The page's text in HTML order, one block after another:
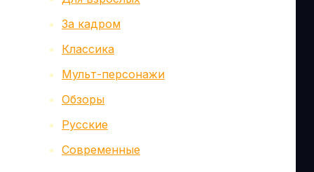
За кадром
Классика
Мульт-персонажи
Обзоры
Русские
Современные